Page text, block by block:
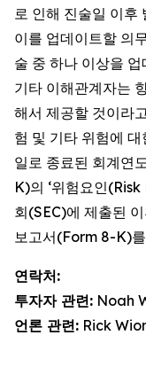
로 인해 진술일 이후
이를 업데이트할 의
술 중 하나 이상을
기타 이해관계자는
해서 제공할 것이라
험 및 기타 위험에
일로 종료된 회계연
K)의 ‘위험요인
회(SEC)에 제출된
보고서(Form 8-K)
연락처:
투자자 관련: Noah
언론 관련: Rick